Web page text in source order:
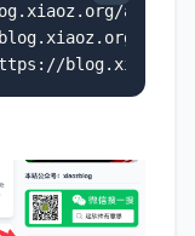
blog.xiaoz.org/
|https://